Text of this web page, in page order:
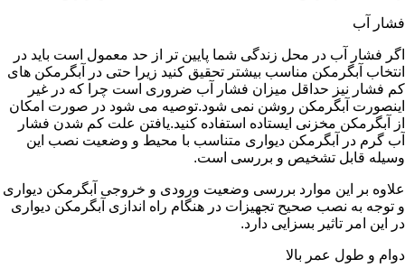
فشار آب
اگر فشار آب در محل زندگی شما پایین تر از حد معمول است باید در
انتخاب آبگرمکن مناسب بیشتر تحقیق کنید زیرا حتی در آبگرمکن های
کم فشار نیز حداقل میزان فشار آب ضروری است چرا که در غیر
اینصورت آبگرمکن روشن نمی شود.توصیه می شود در صورت امکان
از آبگرمکن مخزنی ایستاده استفاده کنید.یافتن علت کم شدن فشار
آب گرم در آبگرمکن دیواری متناسب با محیط و وضعیت نصب این
وسیله قابل تشخیص و بررسی است.
علاوه بر این موارد بررسی وضعیت ورودی و خروجی آبگرمکن دیواری
و توجه به نصب صحیح تجهیزات در هنگام راه اندازی آبگرمکن دیواری
در این امر تاثیر بسزایی دارد.
دوام و طول عمر بالا